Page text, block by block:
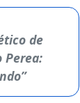
de
Perea: